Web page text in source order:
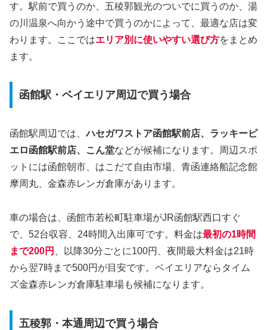
す。駅前で買うのか、五稜郭観光のついでに買うのか、湯
の川温泉へ向かう途中で買うのかによって、最適な店は変
わります。ここではエリア別に使いやすい選び方をまとめ
ます。
函館駅・ベイエリア周辺で買う場合
函館駅周辺では、ハセガワストア函館駅前店、ラッキーピ
エロ函館駅前店、こん堂などが候補になります。周辺スポ
ットには函館朝市、はこだて自由市場、青函連絡船記念館
摩周丸、金森赤レンガ倉庫があります。
車の場合は、函館市若松町駐車場がJR函館駅西口すぐ
で、52台収容、24時間入出庫可です。料金は最初の1時間
まで200円
、以降30分ごとに100円、夜間最大料金は21時
から翌7時まで500円が目安です。ベイエリアならタイム
ズ金森赤レンガ倉庫駐車場も候補になります。
五稜郭・本通周辺で買う場合